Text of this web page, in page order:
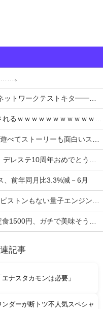
。
クテストキタ━━━━(゜∀゜)━━━━!!
ｗｗｗｗｗｗｗｗｗｗｗｗｗ
面白いスタバレの上位互換だとまじで好評
更新SSR八神マキノ・イベントSRイヴ、SR望月聖！
、前年同月比3.3%減－6月
もない量子エンジンが回った！
円、ガチで美味そうｗｗｗ
、
記事
ナスタカモンは必要」
ダーが断トツ不人気スペシャ